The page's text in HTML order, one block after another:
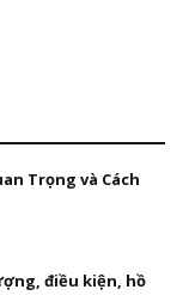
Trọng và Cách
điều kiện, hồ